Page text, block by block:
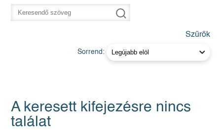
Szűrők
Sorrend:
A keresett kifejezésre nincs
találat